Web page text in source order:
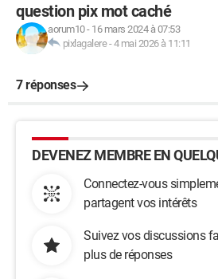
question pix mot caché
aorum10- 16 mars 2024 à 07:53
pixlagalere-4 mai 2026 à 11:11
7 réponses
DEVENEZ MEMBRE EN
Connectez-vous
partagent vos intérêts
Suivez vos discussions
plus de réponses